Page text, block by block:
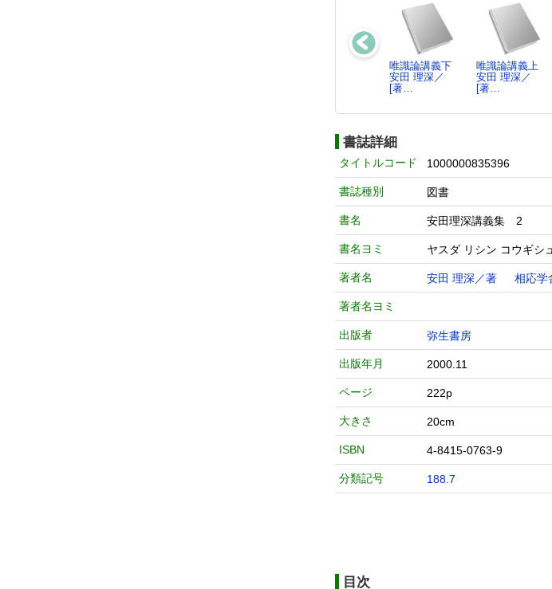
唯識論講義下
安田 理深／
[著…
唯識論講義上
安田 理深／
[著…
書誌詳細
タイトルコード 1000000835396
書誌種別 図書
書名 安田理深講義集 2
書名ヨミ ヤスダ リシン コウギシ
著者名 安田 理深／著 相応学
著者名ヨミ
出版者 弥生書房
出版年月 2000.11
ページ 222p
大きさ 20cm
ISBN 4-8415-0763-9
分類記号 188.7
目次